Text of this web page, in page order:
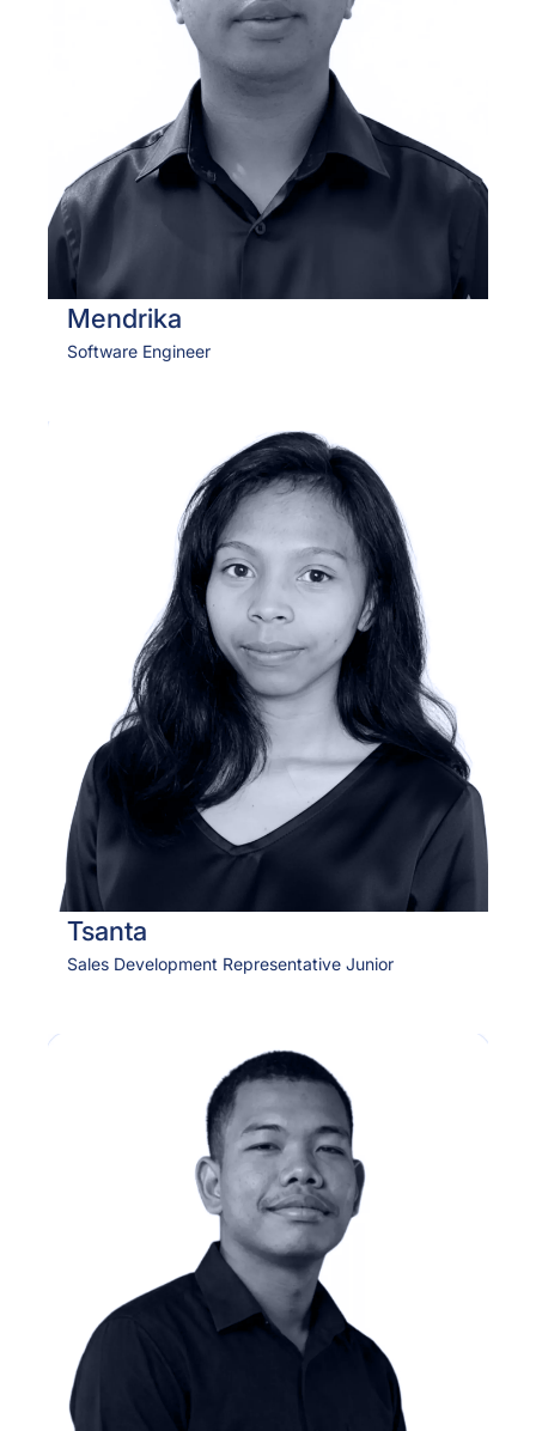
Mendrika
Software Engineer
Tsanta
Sales Development Representative Junior